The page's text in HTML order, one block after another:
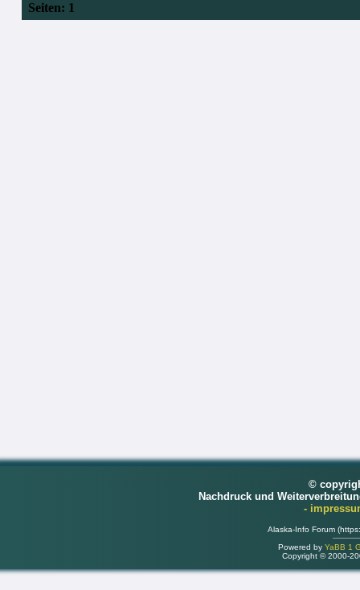
Seiten: 1
©
Nachdruck und
-
Alaska-Info Forum
Powered by YaBB 1
Copyright © 2000-